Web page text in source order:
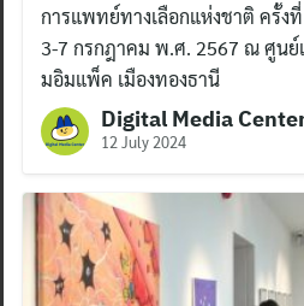
การแพทย์ทางเลือกแห่งชาติ ครั้ง
3-7 กรกฎาคม พ.ศ. 2567 ณ ศูนย์
มอิมแพ็ค เมืองทองธานี
Digital Media
12 July 2024